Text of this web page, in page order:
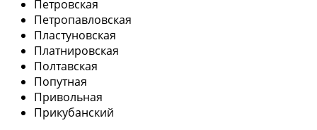
Петровская
Петропавловская
Пластуновская
Платнировская
Полтавская
Попутная
Привольная
Прикубанский